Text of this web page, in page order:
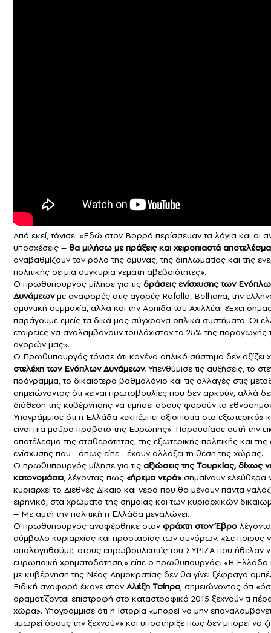
Από εκεί, τόνισε: «Εδώ στον Βορρά περίσσευαν τα λόγια και οι
υποσχέσεις – θα μιλήσω με πράξεις και χειροπιαστά
αναβαθμίζουν τον ρόλο της άμυνας, της διπλωματίας και της
πολιτικής σε μία συγκυρία γεμάτη αβεβαιότητες».
Ο πρωθυπουργός μίλησε για τις δράσεις ενίσχυσης των
Δυνάμεωνμε αναφορές στις αγορές Rafalle, Belharra, την
αμυντική συμμαχία, αλλά και την Ασπίδα του Αχιλλέα. «Έχει
παράγουμε εμείς τα δικά μας σύγχρονα οπλικά συστήματα. Οι
εταιρείες να αναλαμβάνουν τουλάχιστον το 25% της παραγωγής
αγορών μας».
Ο Πρωθυπουργός τόνισε ότι κανένα οπλικό σύστημα δεν αξίζει
στελέχη των Ενόπλων Δυνάμεων. Υπενθύμισε τις αυξήσεις, το
πρόγραμμα, το δικαιότερο βαθμολόγιο και τις αλλαγές στις
σημειώνοντας ότι «είναι πρωτοβουλίες που δεν αρκούν, αλλά
διάθεση της κυβέρνησης να τιμήσει όσους φορούν το
Υπογράμμισε ότι η Ελλάδα «εκπέμπει αξιοπιστία στο εξωτερικό»
είναι πια μαύρο πρόβατο της Ευρώπης». Παρουσίασε αυτή την
αποτέλεσμα της σταθερότητας, της εξωτερικής πολιτικής και της
ενίσχυσης που –όπως είπε– έχουν αλλάξει τη θέση της χώρας.
Ο πρωθυπουργός μίλησε για τις αξιώσεις της Τουρκίας, δίχως
κατονομάσει, λέγοντας πως «ήρεμα νερά» σημαίνουν ελεύθερα
κυριαρχεί το Διεθνές Δίκαιο και νερά που θα μένουν πάντα
ειρηνικά, στα χρώματα της σημαίας και των κυριαρχικών
– Με αυτή την πολιτική η Ελλάδα μεγαλώνει.
Ο πρωθυπουργός αναφέρθηκε στονφράχτη στον Έβρο
σύμβολο κυριαρχίας και προστασίας των συνόρων. «Σε ποιους
απολογηθούμε, στους ευρωβουλευτές του ΣΥΡΙΖΑ που ήθελαν
ευρωπαϊκή χρηματοδότηση;» είπε ο πρωθυπουργός. «Η Ελλάδα
με κυβέρνηση της Νέας Δημοκρατίας δεν θα γίνει ξέφραγο
Ειδική αναφορά έκανε στονΑλέξη Τσίπρα, σημειώνοντας ότι
οραματίζονται επιστροφή στο καταστροφικό 2015 ξεχνούν τι
χώρα». Υπογράμμισε ότι η Ιστορία «μπορεί να μην
τιμωρεί όσους την ξεχνούν» και υποστήριξε πως δεν μπορεί να